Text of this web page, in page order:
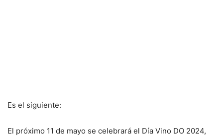
Es el siguiente:
El próximo 11 de mayo se celebrará el Día Vino DO 2024,